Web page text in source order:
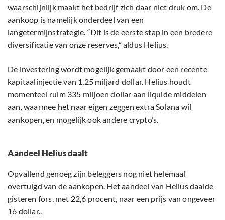
waarschijnlijk maakt het bedrijf zich daar niet druk om. De
aankoop is namelijk onderdeel van een
langetermijnstrategie. “Dit is de eerste stap in een bredere
diversificatie van onze reserves,” aldus Helius.
De investering wordt mogelijk gemaakt door een recente
kapitaalinjectie van 1,25 miljard dollar. Helius houdt
momenteel ruim 335 miljoen dollar aan liquide middelen
aan, waarmee het naar eigen zeggen extra Solana wil
aankopen, en mogelijk ook andere crypto’s.
Aandeel Helius daalt
Opvallend genoeg zijn beleggers nog niet helemaal
overtuigd van de aankopen. Het aandeel van Helius daalde
gisteren fors, met 22,6 procent, naar een prijs van ongeveer
16 dollar..